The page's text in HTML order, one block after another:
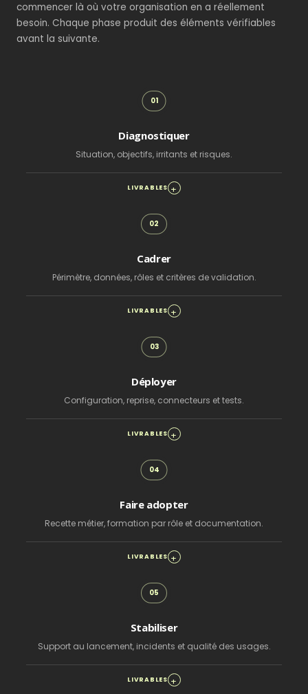
commencer là où votre organisation en a réellement
besoin. Chaque phase produit des éléments vérifiables
avant la suivante.
Diagnostiquer
Situation, objectifs, irritants et risques.
LIVRABLES
Cadrer
Périmètre, données, rôles et critères de validation.
LIVRABLES
Déployer
Configuration, reprise, connecteurs et tests.
LIVRABLES
Faire adopter
Recette métier, formation par rôle et documentation.
LIVRABLES
Stabiliser
Support au lancement, incidents et qualité des usages.
LIVRABLES